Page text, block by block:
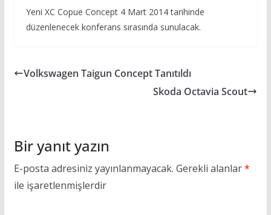
Yeni XC Copue Concept 4 Mart 2014 tarihinde
düzenlenecek konferans sırasında sunulacak.
Volkswagen Taigun Concept Tanıtıldı
Skoda Octavia Scout
Bir yanıt yazın
E-posta adresiniz yayınlanmayacak. Gerekli alanlar*
ile işaretlenmişlerdir